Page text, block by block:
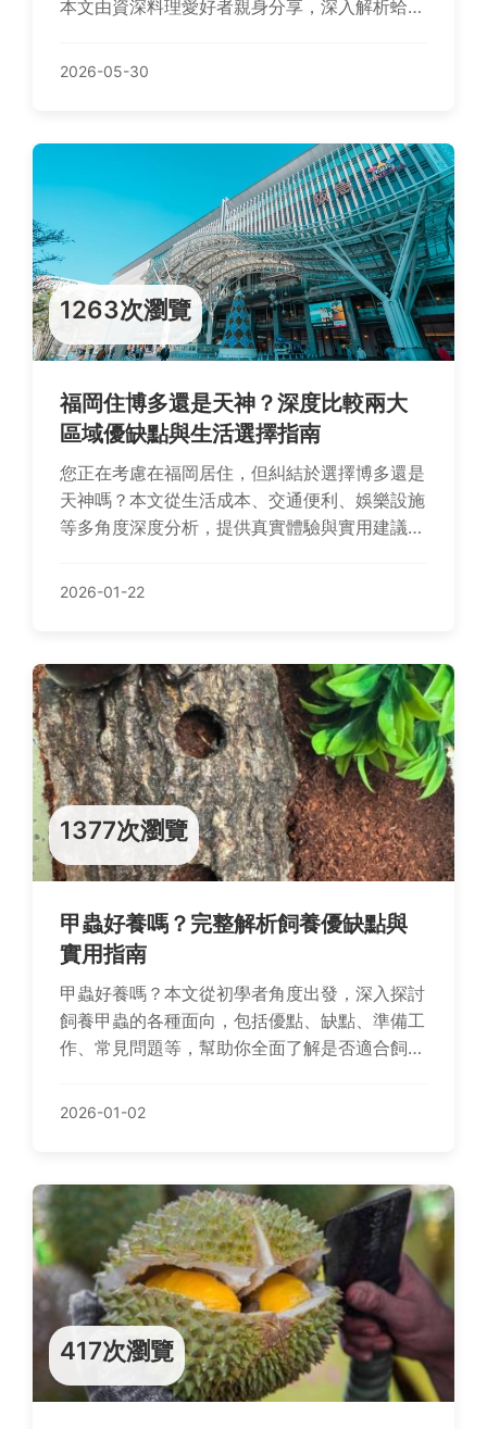
本文由資深料理愛好者親身分享，深入解析蛤蜊
煮出營養不流失的完美蛤蜊湯。
2026-05-30
1263次瀏覽
福岡住博多還是天神？深度比較兩大
區域優缺點與生活選擇指南
您正在考慮在福岡居住，但糾結於選擇博多還是
天神嗎？本文從生活成本、交通便利、娛樂設施
等多角度深度分析，提供真實體驗與實用建議，
擇的常見困惑。
2026-01-22
1377次瀏覽
甲蟲好養嗎？完整解析飼養優缺點與
實用指南
甲蟲好養嗎？本文從初學者角度出發，深入探討
飼養甲蟲的各種面向，包括優點、缺點、準備工
作、常見問題等，幫助你全面了解是否適合飼養
2026-01-02
417次瀏覽